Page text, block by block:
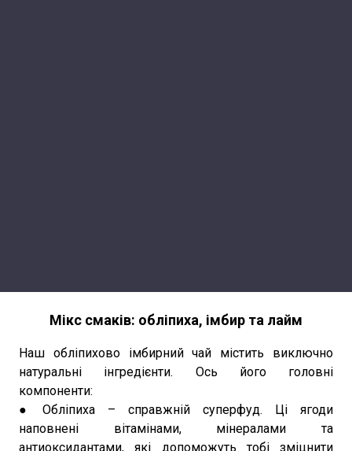
Мікс смаків: обліпиха, імбир та лайм
Наш обліпихово імбирний чай містить виключно
натуральні інгредієнти. Ось його головні
компоненти:
● Обліпиха – справжній суперфуд. Ці ягоди
наповнені вітамінами, мінералами та
антиоксидантами, які допоможуть тобі зміцнити